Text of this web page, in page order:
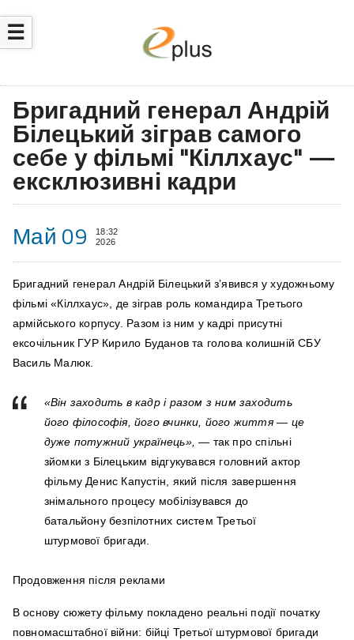
☰
Бригадний генерал Андрій
Білецький зіграв самого
себе у фільмі "Кіллхаус" —
ексклюзивні кадри
Май 09
18:32
2026
Бригадний генерал Андрій Білецький з’явився у художньому
фільмі «Кіллхаус», де зіграв роль командира Третього
армійського корпусу. Разом із ним у кадрі присутні
ексочільник ГУР Кирило Буданов та голова колишній СБУ
Василь Малюк.
«Він заходить в кадр і разом з ним заходить
його філософія, його вчинки, його життя — це
дуже потужний українець», — так про спільні
зйомки з Білецьким відгукувався головний актор
фільму Денис Капустін, який після завершення
знімального процесу мобілізувався до
батальйону безпілотних систем Третьої
штурмової бригади.
Продовження після реклами
В основу сюжету фільму покладено реальні події початку
повномасштабної війни: бійці Третьої штурмової бригади